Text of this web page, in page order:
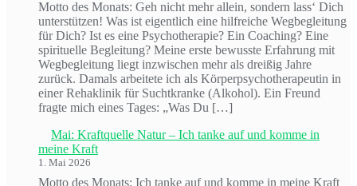
Motto des Monats: Geh nicht mehr allein, sondern lass‘ Dich
unterstützen! Was ist eigentlich eine hilfreiche Wegbegleitung
für Dich? Ist es eine Psychotherapie? Ein Coaching? Eine
spirituelle Begleitung? Meine erste bewusste Erfahrung mit
Wegbegleitung liegt inzwischen mehr als dreißig Jahre
zurück. Damals arbeitete ich als Körperpsychotherapeutin in
einer Rehaklinik für Suchtkranke (Alkohol). Ein Freund
fragte mich eines Tages: „Was Du […]
Mai: Kraftquelle Natur – Ich tanke auf und komme in
meine Kraft
1. Mai 2026
Motto des Monats: Ich tanke auf und komme in meine Kraft